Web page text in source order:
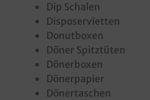
Dip Schalen
Disposervietten
Donutboxen
Döner Spitztüten
Dönerboxen
Dönerpapier
Dönertaschen